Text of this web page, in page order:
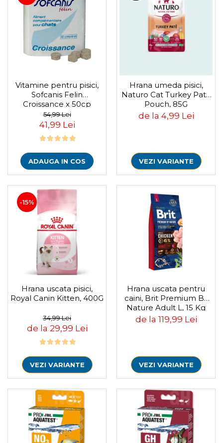
Vitamine pentru pisici,
Sofcanis Felin
Croissance x 50cp
54,99 Lei
41,99 Lei
ADAUGA IN COS
Hrana umeda pisici,
Naturo Cat Turkey Pate
Pouch, 85G
de la 4,99 Lei
VEZI VARIANTE
-15%
Hrana uscata pisici,
Royal Canin Kitten, 400G
34,99 Lei
de la 29,99 Lei
VEZI VARIANTE
Hrana uscata pentru
caini, Brit Premium By
Nature Adult L, 15 Kg
de la 119,99 Lei
VEZI VARIANTE